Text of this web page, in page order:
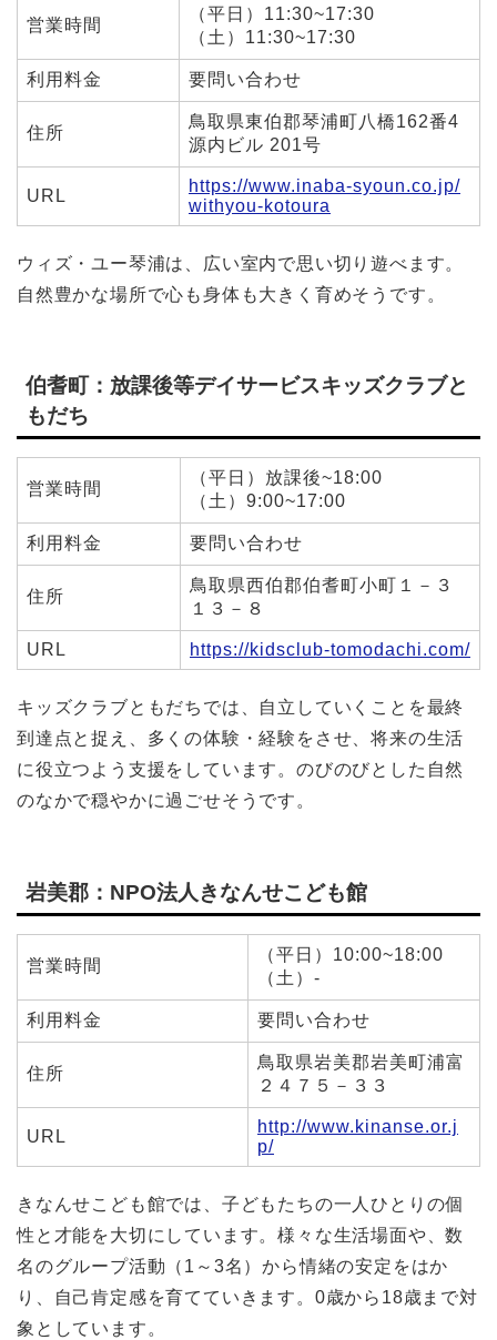
営業時間
（平日）11:30~17:30
（土）11:30~17:30
利用料金 要問い合わせ
住所
鳥取県東伯郡琴浦町八橋162番4
源内ビル 201号
URL
https://www.inaba-syoun.co.jp/
withyou-kotoura
ウィズ・ユー琴浦は、広い室内で思い切り遊べます。
自然豊かな場所で心も身体も大きく育めそうです。
伯耆町：放課後等デイサービスキッズクラブと
もだち
営業時間
（平日）放課後~18:00
（土）9:00~17:00
利用料金 要問い合わせ
住所
鳥取県西伯郡伯耆町小町１－３
１３－８
URL https://kidsclub-tomodachi.com/
キッズクラブともだちでは、自立していくことを最終
到達点と捉え、多くの体験・経験をさせ、将来の生活
に役立つよう支援をしています。のびのびとした自然
のなかで穏やかに過ごせそうです。
岩美郡：NPO法人きなんせこども館
営業時間
（平日）10:00~18:00
（土）-
利用料金 要問い合わせ
住所
鳥取県岩美郡岩美町浦富
２４７５－３３
URL
http://www.kinanse.or.j
p/
きなんせこども館では、子どもたちの一人ひとりの個
性と才能を大切にしています。様々な生活場面や、数
名のグループ活動（1～3名）から情緒の安定をはか
り、自己肯定感を育てていきます。0歳から18歳まで対
象としています。